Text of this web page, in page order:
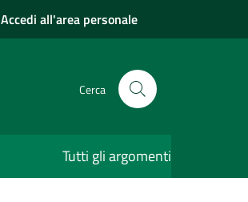
Accedi all'area personale
Cerca
Tutti gli argomenti